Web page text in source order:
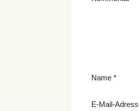
Name *
E-Mail-